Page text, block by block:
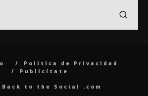
Politica de Privacidad
Publicítate
Back to the Social .com